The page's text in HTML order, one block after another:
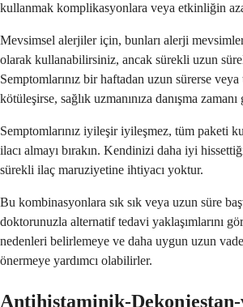
kullanmak komplikasyonlara veya etkinliğin
Mevsimsel alerjiler için, bunları alerji
olarak kullanabilirsiniz, ancak sürekli uzun
Semptomlarınız bir haftadan uzun sürerse veya
kötüleşirse, sağlık uzmanınıza danışma
Semptomlarınız iyileşir iyileşmez, tüm paketi
ilacı almayı bırakın. Kendinizi daha iyi
sürekli ilaç maruziyetine ihtiyacı yoktur.
Bu kombinasyonlara sık sık veya uzun süre
doktorunuzla alternatif tedavi yaklaşımlarını
nedenleri belirlemeye ve daha uygun uzun
önermeye yardımcı olabilirler.
Antihistaminik-